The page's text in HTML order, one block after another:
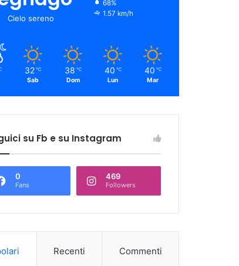
Cielo sereno
68%
1.57 km/h
32 ℃
Sab
38 ℃
Dom
40 ℃
Lun
40 ℃
Mar
su Fb e su Instagram
0
Fans
469
Followers
Recenti Commenti